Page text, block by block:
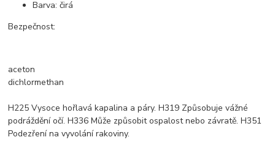
Barva: čirá
Bezpečnost:
aceton
dichlormethan
H225 Vysoce hořlavá kapalina a páry. H319 Způsobuje vážné
podráždění očí. H336 Může způsobit ospalost nebo závratě. H351
Podezření na vyvolání rakoviny.